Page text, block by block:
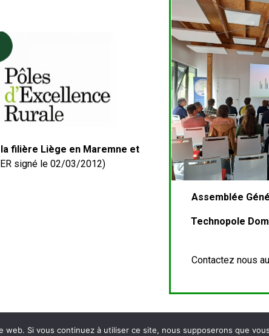
filière Liège en Maremne et
signé le 02/03/2012)
Assemblée
Technopole
Contactez nous
Si vous continuez à utiliser ce site, nous supposerons que